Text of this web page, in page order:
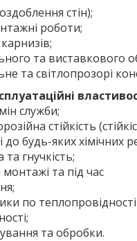
стін);
роботи;
та виставкового
та світлопрозорі
служби;
стійкість
до будь-яких хімічних
гнучкість;
та під час
по
та обробки.